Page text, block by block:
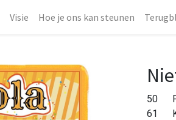
Visie Hoe je ons kan steunen
50
61